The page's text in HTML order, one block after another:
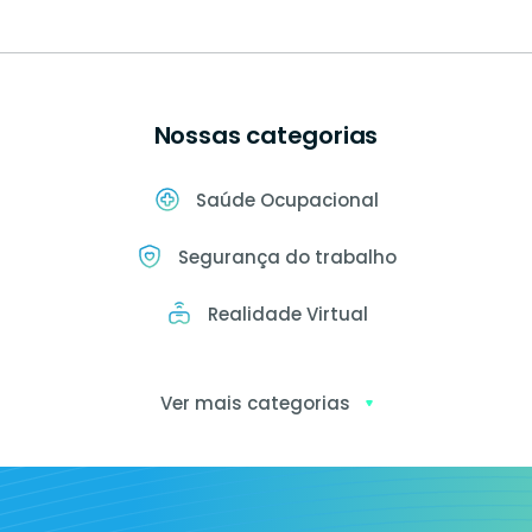
Nossas categorias
Saúde Ocupacional
Segurança do trabalho
Realidade Virtual
Ver mais categorias